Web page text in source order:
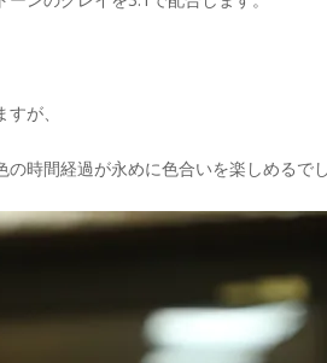
が、
時間経過が永めに色合いを楽しめるでし